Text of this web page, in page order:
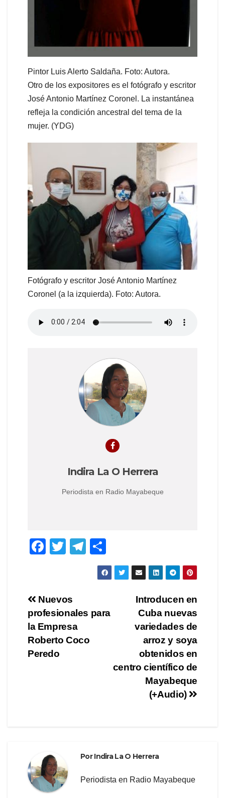
Pintor Luis Alerto Saldaña. Foto: Autora.
Otro de los expositores es el fotógrafo y escritor
José Antonio Martínez Coronel. La instantánea
refleja la condición ancestral del tema de la
mujer. (YDG)
Fotógrafo y escritor José Antonio Martínez
Coronel (a la izquierda). Foto: Autora.
Indira La O Herrera
Periodista en Radio Mayabeque
F
e
b
o
o
k
T
er
T
el
a
o
m
ar
Navegación
de
entradas
Introducen en
Cuba nuevas
variedades de
arroz y soya
obtenidos en
centro científico de
Mayabeque
(+Audio)
Nuevos
profesionales para
la Empresa
Roberto Coco
Peredo
PorIndira La O Herrera
Periodista en Radio Mayabeque